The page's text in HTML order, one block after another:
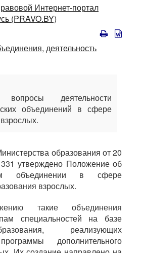
Интернет-портал
(PRAVO.BY)
деятельность
вопросы деятельности
объединений в сфере
образования от 20
утверждено Положение об
объединении в сфере
взрослых.
такие объединения
специальностей на базе
реализующих
дополнительного